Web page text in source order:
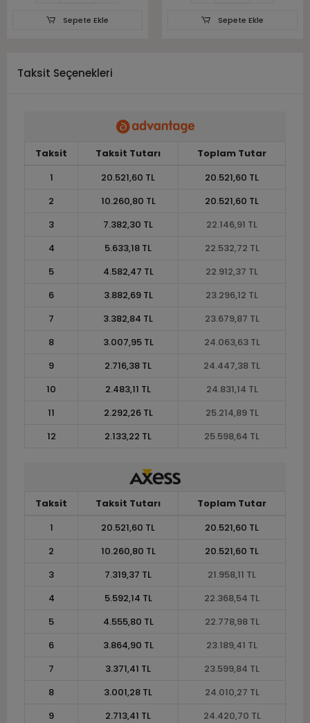
Sepete Ekle Sepete Ekle
Taksit Seçenekleri
Taksit Taksit Tutarı
Toplam Tutar
1
20.521,60 TL
20.521,60 TL
2
10.260,80 TL
20.521,60 TL
3
7.382,30 TL
22.146,91 TL
4
5.633,18 TL
22.532,72 TL
5
4.582,47 TL
22.912,37 TL
6
3.882,69 TL
23.296,12 TL
7
3.382,84 TL
23.679,87 TL
8
3.007,95 TL
24.063,63 TL
9
2.716,38 TL
24.447,38 TL
10
2.483,11 TL
24.831,14 TL
11
2.292,26 TL
25.214,89 TL
12
2.133,22 TL 25.598,64 TL
Taksit Taksit Tutarı
Toplam Tutar
1
20.521,60 TL
20.521,60 TL
2
10.260,80 TL
20.521,60 TL
3
7.319,37 TL
21.958,11 TL
4
5.592,14 TL
22.368,54 TL
5
4.555,80 TL
22.778,98 TL
6
3.864,90 TL
23.189,41 TL
7
3.371,41 TL
23.599,84 TL
8
3.001,28 TL
24.010,27 TL
9
2.713,41 TL
24.420,70 TL